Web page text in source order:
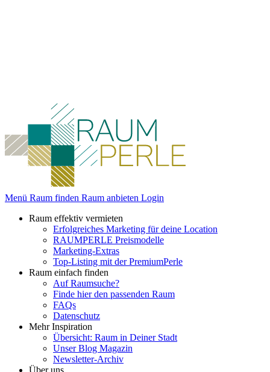
Menü Raum finden Raum anbieten Login
Raum effektiv vermieten
Erfolgreiches Marketing für deine Location
RAUMPERLE Preismodelle
Marketing-Extras
Top-Listing mit der PremiumPerle
Raum einfach finden
Auf Raumsuche?
Finde hier den passenden Raum
FAQs
Datenschutz
Mehr Inspiration
Übersicht: Raum in Deiner Stadt
Unser Blog Magazin
Newsletter-Archiv
Über uns